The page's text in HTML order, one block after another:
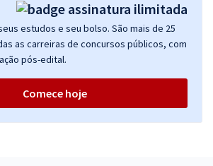
estudos e seu bolso. São mais de 25
as carreiras de concursos públicos, com
pós-edital.
Comece hoje